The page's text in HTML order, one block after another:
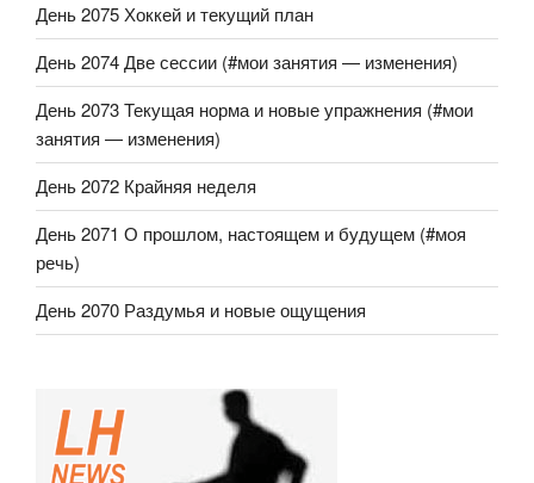
День 2075 Хоккей и текущий план
День 2074 Две сессии (#мои занятия — изменения)
День 2073 Текущая норма и новые упражнения (#мои
занятия — изменения)
День 2072 Крайняя неделя
День 2071 О прошлом, настоящем и будущем (#моя
речь)
День 2070 Раздумья и новые ощущения